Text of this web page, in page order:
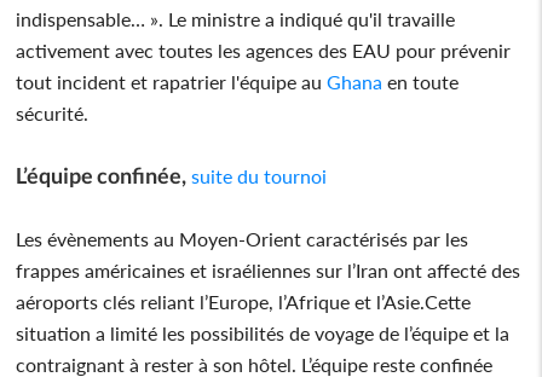
indispensable… ». Le ministre a indiqué qu'il travaille
activement avec toutes les agences des EAU pour prévenir
tout incident et rapatrier l'équipe auGhana en toute
sécurité.
L’équipe confinée, suite du tournoi
Les évènements au Moyen-Orient caractérisés par les
frappes américaines et israéliennes sur l’Iran ont affecté des
aéroports clés reliant l’Europe, l’Afrique et l’Asie.Cette
situation a limité les possibilités de voyage de l’équipe et la
contraignant à rester à son hôtel. L’équipe reste confinée